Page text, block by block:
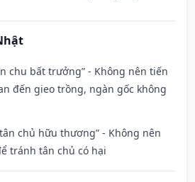
chu bất trưởng” - Không nên tiến
đến gieo trồng, ngàn gốc không
chủ hữu thương” - Không nên
tránh tân chủ có hại